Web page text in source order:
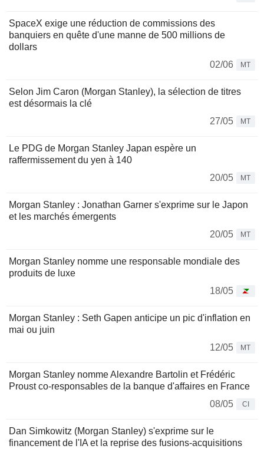
SpaceX exige une réduction de commissions des
banquiers en quête d'une manne de 500 millions de
dollars
02/06
MT
Selon Jim Caron (Morgan Stanley), la sélection de titres
est désormais la clé
27/05
MT
Le PDG de Morgan Stanley Japan espère un
raffermissement du yen à 140
20/05
MT
Morgan Stanley : Jonathan Garner s'exprime sur le Japon
et les marchés émergents
20/05
MT
Morgan Stanley nomme une responsable mondiale des
produits de luxe
18/05
Morgan Stanley : Seth Gapen anticipe un pic d'inflation en
mai ou juin
12/05
MT
Morgan Stanley nomme Alexandre Bartolin et Frédéric
Proust co-responsables de la banque d'affaires en France
08/05
CI
Dan Simkowitz (Morgan Stanley) s'exprime sur le
financement de l'IA et la reprise des fusions-acquisitions